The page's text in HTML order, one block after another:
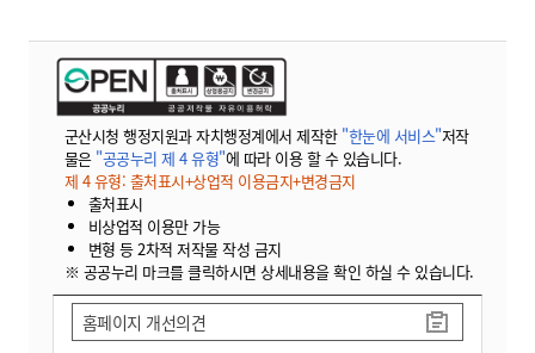
군산시청 행정지원과 자치행정계에서 제작한 "한눈에 서비스"저작
물은 "공공누리 제 4 유형"에 따라 이용 할 수 있습니다.
제 4 유형: 출처표시+상업적 이용금지+변경금지
출처표시
비상업적 이용만 가능
변형 등 2차적 저작물 작성 금지
※ 공공누리 마크를 클릭하시면 상세내용을 확인 하실 수 있습니다.
홈페이지 개선의견